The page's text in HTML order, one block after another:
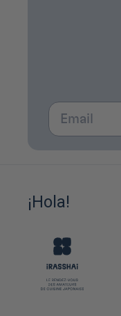
Email
¡Hola!